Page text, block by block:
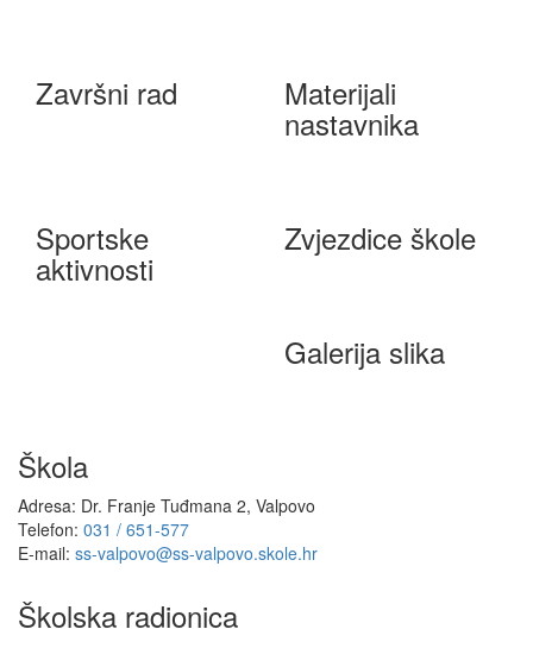
Završni rad Materijali
nastavnika
Sportske
aktivnosti
Zvjezdice škole
Galerija slika
Škola
Adresa: Dr. Franje Tuđmana 2, Valpovo
Telefon: 031 / 651-577
E-mail: ss-valpovo@ss-valpovo.skole.hr
Školska radionica